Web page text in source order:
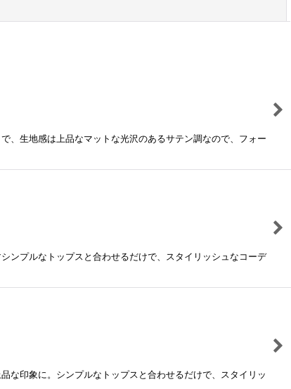
、生地感は上品なマットな光沢のあるサテン調なので、フォー
ンプルなトップスと合わせるだけで、スタイリッシュなコーデ
な印象に。シンプルなトップスと合わせるだけで、スタイリッ